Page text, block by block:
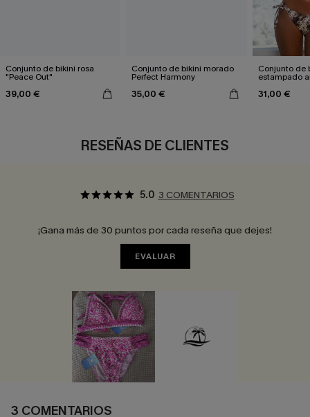
Conjunto de bikini rosa
"Peace Out"
39,00 €
Conjunto de bikini morado
Perfect Harmony
35,00 €
Conjunto de
estampado
31,00 €
RESEÑAS DE CLIENTES
5.0 3 COMENTARIOS
¡Gana más de 30 puntos por cada reseña que dejes!
EVALUAR
3 COMENTARIOS